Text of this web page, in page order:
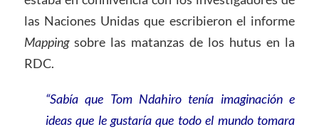
las Naciones Unidas que escribieron el informe
Mappingsobre las matanzas de los hutus en la
RDC.
“Sabía que Tom Ndahiro tenía imaginación e
ideas que le gustaría que todo el mundo tomara